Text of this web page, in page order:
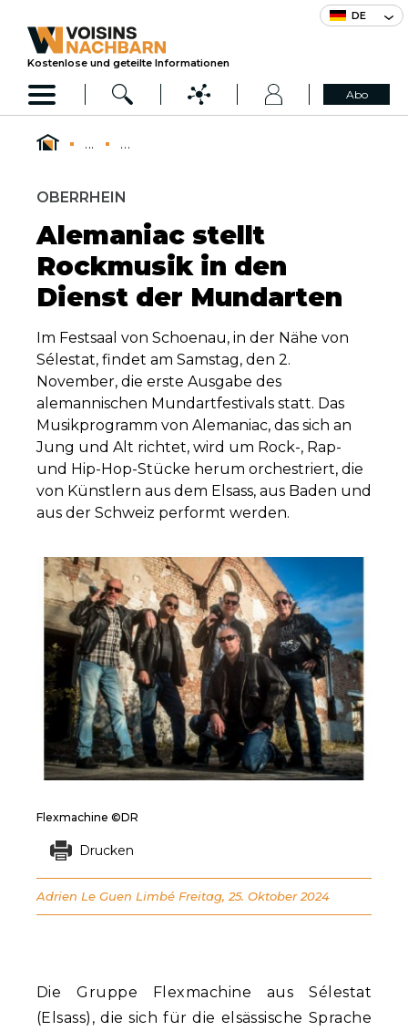
DE
Kostenlose und geteilte Informationen
Abo
... ...
OBERRHEIN
Alemaniac stellt
Rockmusik in den
Dienst der Mundarten
Im Festsaal von Schoenau, in der Nähe von
Sélestat, findet am Samstag, den 2.
November, die erste Ausgabe des
alemannischen Mundartfestivals statt. Das
Musikprogramm von Alemaniac, das sich an
Jung und Alt richtet, wird um Rock-, Rap-
und Hip-Hop-Stücke herum orchestriert, die
von Künstlern aus dem Elsass, aus Baden und
aus der Schweiz performt werden.
Die Gruppe Flexmachine aus Sélestat
(Elsass), die sich für die elsässische Sprache
Flexmachine ©DR
Drucken
Adrien Le Guen Limbé Freitag, 25. Oktober 2024